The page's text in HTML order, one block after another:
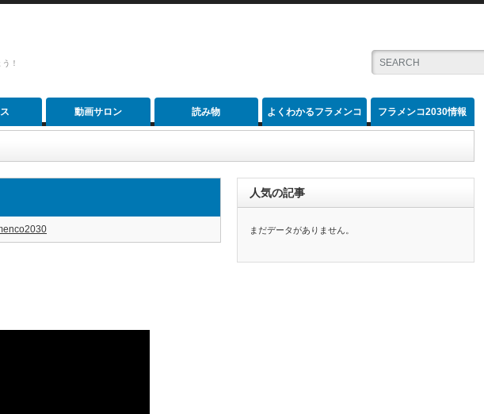
！
動画サロン 読み物 よくわかるフラメンコ フラメンコ2030情報
人気の記事
まだデータがありません。